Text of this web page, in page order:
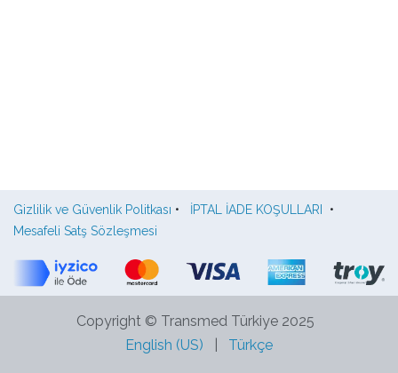
Gizlilik ve Güvenlik Politkası • İPTAL İADE KOŞULLARI
•
Mesafeli Satş Sözleşmesi
Copyright © Transmed Türkiye 2025
English (US)
Türkçe